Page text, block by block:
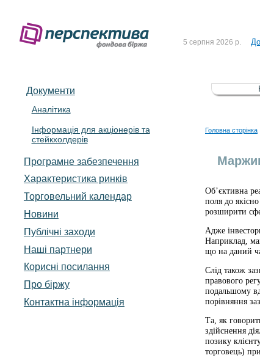
5 серпня 2026 р.
5 серпня 2026 р.
4 серпня 2026 р.
Документи
Аналітика
Інформація для акціонерів та
стейкхолдерів
Програмне забезпечення
Характеристика pинків
Торговельний календар
Новини
Публічні заходи
Наші партнери
Корисні посилання
Про біржу
Контактна інформація
Головна сторінка
Об’єктивна
поля до
розширити
Адже
Наприклад,
що на даний
Слід також
правового
подальшому
порівняння
Та, як
здійснення
позику
торговець)